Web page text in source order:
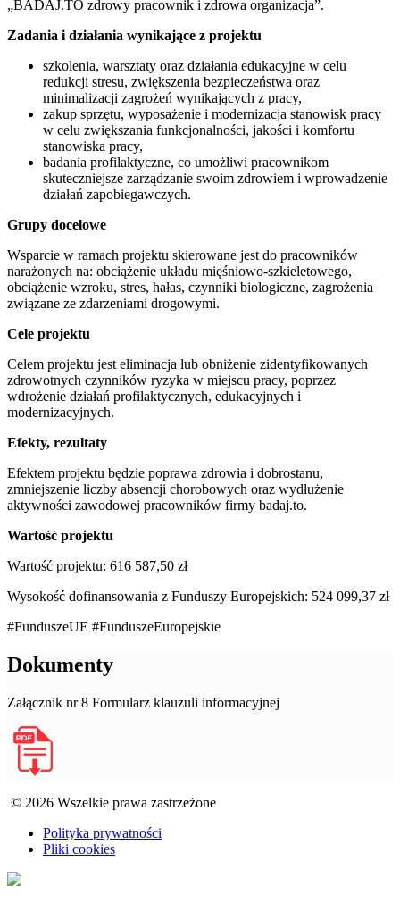
„BADAJ.TO zdrowy pracownik i zdrowa organizacja”.
Zadania i działania wynikające z projektu
szkolenia, warsztaty oraz działania edukacyjne w celu
redukcji stresu, zwiększenia bezpieczeństwa oraz
minimalizacji zagrożeń wynikających z pracy,
zakup sprzętu, wyposażenie i modernizacja stanowisk pracy
w celu zwiększania funkcjonalności, jakości i komfortu
stanowiska pracy,
badania profilaktyczne, co umożliwi pracownikom
skuteczniejsze zarządzanie swoim zdrowiem i wprowadzenie
działań zapobiegawczych.
Grupy docelowe
Wsparcie w ramach projektu skierowane jest do pracowników
narażonych na: obciążenie układu mięśniowo-szkieletowego,
obciążenie wzroku, stres, hałas, czynniki biologiczne, zagrożenia
związane ze zdarzeniami drogowymi.
Cele projektu
Celem projektu jest eliminacja lub obniżenie zidentyfikowanych
zdrowotnych czynników ryzyka w miejscu pracy, poprzez
wdrożenie działań profilaktycznych, edukacyjnych i
modernizacyjnych.
Efekty, rezultaty
Efektem projektu będzie poprawa zdrowia i dobrostanu,
zmniejszenie liczby absencji chorobowych oraz wydłużenie
aktywności zawodowej pracowników firmy badaj.to.
Wartość projektu
Wartość projektu: 616 587,50 zł
Wysokość dofinansowania z Funduszy Europejskich: 524 099,37 zł
#FunduszeUE #FunduszeEuropejskie
Dokumenty
Załącznik nr 8 Formularz klauzuli informacyjnej
© 2026 Wszelkie prawa zastrzeżone
Polityka prywatności
Pliki cookies